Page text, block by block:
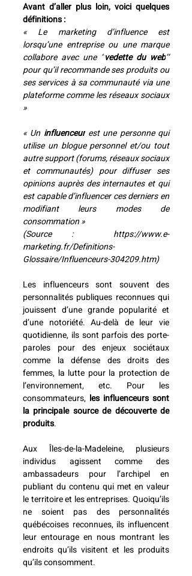
Avant d’aller plus loin, voici quelques
définitions :
«
Le marketing d’influence est
lorsqu’une entreprise ou une marque
collabore avec une ‘’vedette du web’’
pour qu’il recommande ses produits ou
ses services à sa communauté via une
plateforme comme les réseaux sociaux
»
« Un influenceur est une personne qui
utilise un blogue personnel et/ou tout
autre support (forums, réseaux sociaux
et communautés) pour diffuser ses
opinions auprès des internautes et qui
est capable d’influencer ces derniers en
modifiant leurs modes de
consommation »
(Source :  https://www.e-
marketing.fr/Definitions-
Glossaire/Influenceurs-304209.htm)
Les influenceurs sont souvent des
personnalités publiques reconnues qui
jouissent d’une grande popularité et
d’une notoriété. Au-delà de leur vie
quotidienne, ils sont parfois des porte-
paroles pour des enjeux sociétaux
comme la défense des droits des
femmes, la lutte pour la protection de
l’environnement, etc. Pour les
consommateurs, les influenceurs sont
la principale source de découverte de
produits.
Aux Îles-de-la-Madeleine, plusieurs
individus agissent comme des
ambassadeurs pour l’archipel en
publiant du contenu qui met en valeur
le territoire et les entreprises. Quoiqu’ils
ne soient pas des personnalités
québécoises reconnues, ils influencent
leur entourage en nous montrant les
endroits qu’ils visitent et les produits
qu’ils consomment.